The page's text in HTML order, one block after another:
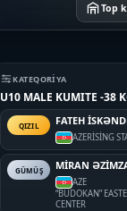
Top
KATEQORIYA
U10 MALE KUMITE -38
QIZIL FATEH
AZERİSİNG
GÜMÜŞ MİRAN
AZE
“BUDOKAN”
CENTER